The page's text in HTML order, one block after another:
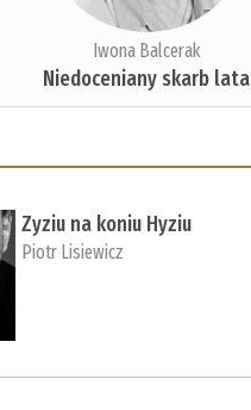
Iwona Balcerak
Niedoceniany skarb lata
Zyziu na koniu Hyziu
Piotr Lisiewicz